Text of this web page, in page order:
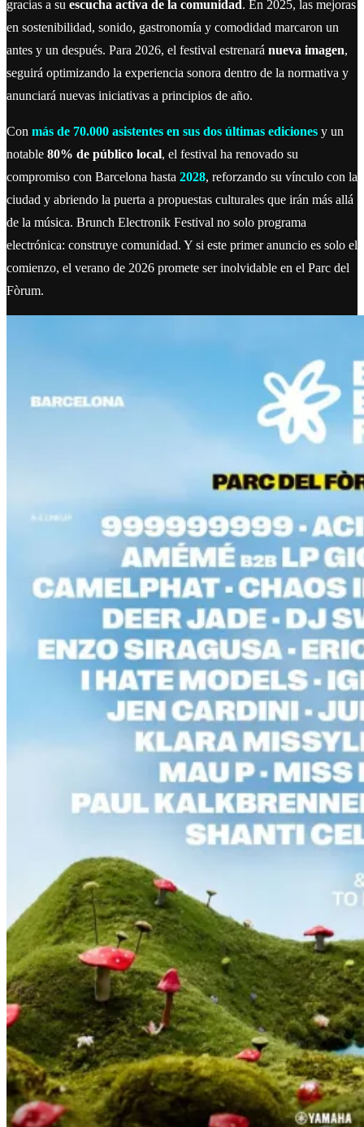
gracias a su escucha activa de la comunidad. En 2025, las mejoras
en sostenibilidad, sonido, gastronomía y comodidad marcaron un
antes y un después. Para 2026, el festival estrenará nueva imagen,
seguirá optimizando la experiencia sonora dentro de la normativa y
anunciará nuevas iniciativas a principios de año.
Con más de 70.000 asistentes en sus dos últimas ediciones y un
notable 80% de público local, el festival ha renovado su
compromiso con Barcelona hasta 2028, reforzando su vínculo con la
ciudad y abriendo la puerta a propuestas culturales que irán más allá
de la música. Brunch Electronik Festival no solo programa
electrónica: construye comunidad. Y si este primer anuncio es solo el
comienzo, el verano de 2026 promete ser inolvidable en el Parc del
Fòrum.